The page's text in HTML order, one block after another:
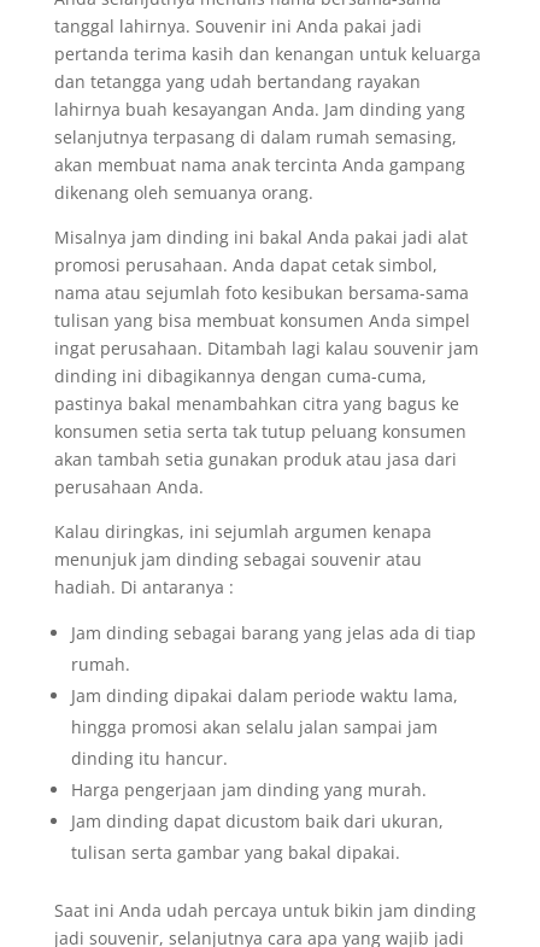
tanggal lahirnya. Souvenir ini Anda pakai jadi
pertanda terima kasih dan kenangan untuk keluarga
dan tetangga yang udah bertandang rayakan
lahirnya buah kesayangan Anda. Jam dinding yang
selanjutnya terpasang di dalam rumah semasing,
akan membuat nama anak tercinta Anda gampang
dikenang oleh semuanya orang.
Misalnya jam dinding ini bakal Anda pakai jadi alat
promosi perusahaan. Anda dapat cetak simbol,
nama atau sejumlah foto kesibukan bersama-sama
tulisan yang bisa membuat konsumen Anda simpel
ingat perusahaan. Ditambah lagi kalau souvenir jam
dinding ini dibagikannya dengan cuma-cuma,
pastinya bakal menambahkan citra yang bagus ke
konsumen setia serta tak tutup peluang konsumen
akan tambah setia gunakan produk atau jasa dari
perusahaan Anda.
Kalau diringkas, ini sejumlah argumen kenapa
menunjuk jam dinding sebagai souvenir atau
hadiah. Di antaranya :
Jam dinding sebagai barang yang jelas ada di tiap
rumah.
Jam dinding dipakai dalam periode waktu lama,
hingga promosi akan selalu jalan sampai jam
dinding itu hancur.
Harga pengerjaan jam dinding yang murah.
Jam dinding dapat dicustom baik dari ukuran,
tulisan serta gambar yang bakal dipakai.
Saat ini Anda udah percaya untuk bikin jam dinding
jadi souvenir, selanjutnya cara apa yang wajib jadi